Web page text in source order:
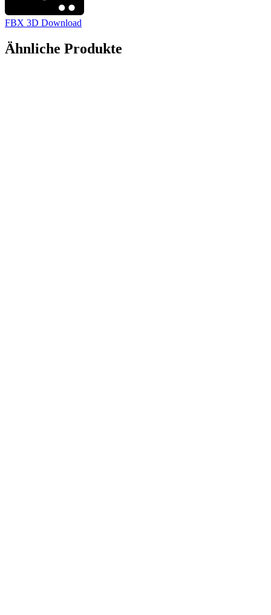
FBX 3D Download
Ähnliche Produkte